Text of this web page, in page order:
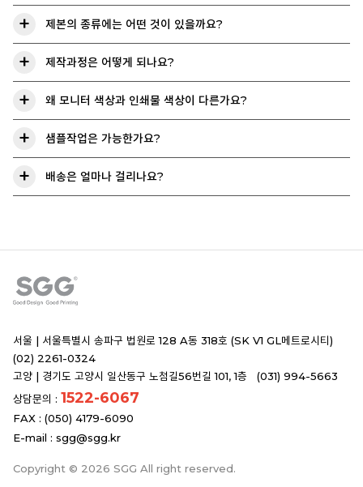
제본의 종류에는 어떤 것이 있을까요?
제작과정은 어떻게 되나요?
왜 모니터 색상과 인쇄물 색상이 다른가요?
샘플작업은 가능한가요?
배송은 얼마나 걸리나요?
서울 | 서울특별시 송파구 법원로 128 A동 318호 (SK V1 GL메트로시티)
(02) 2261-0324
고양 | 경기도 고양시 일산동구 노첨길56번길 101, 1층 (031) 994-5663
상담문의 : 1522-6067
FAX : (050) 4179-6090
E-mail : sgg@sgg.kr
Copyright © 2026 SGG All right reserved.